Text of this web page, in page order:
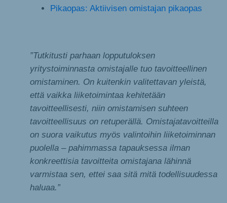
Pikaopas: Aktiivisen omistajan pikaopas
”Tutkitusti parhaan lopputuloksen
yritystoiminnasta omistajalle tuo tavoitteellinen
omistaminen. On kuitenkin valitettavan yleistä,
että vaikka liiketoimintaa kehitetään
tavoitteellisesti, niin omistamisen suhteen
tavoitteellisuus on retuperällä. Omistajatavoitteilla
on suora vaikutus myös valintoihin liiketoiminnan
puolella – pahimmassa tapauksessa ilman
konkreettisia tavoitteita omistajana lähinnä
varmistaa sen, ettei saa sitä mitä todellisuudessa
haluaa.”